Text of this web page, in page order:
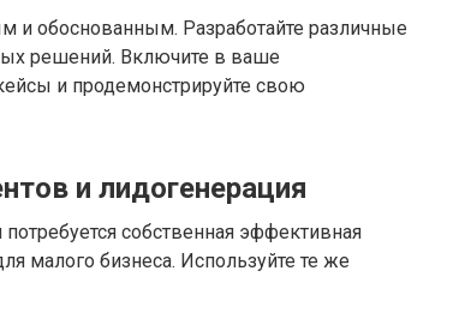
и обоснованным. Разработайте различные
решений. Включите в ваше
и продемонстрируйте свою
и лидогенерация
собственная эффективная
малого бизнеса. Используйте те же